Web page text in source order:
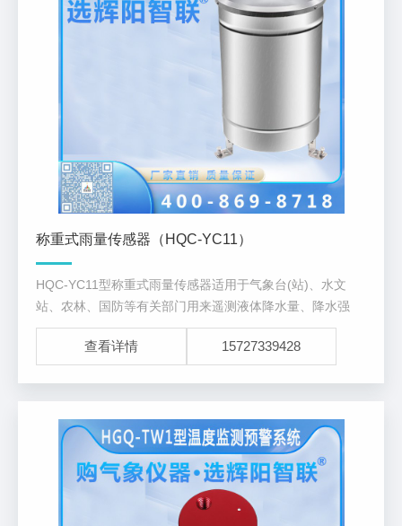
称重式雨量传感器（HQC-YC11）
HQC-YC11型称重式雨量传感器适用于气象台(站)、水文
站、农林、国防等有关部门用来遥测液体降水量、降水强
度、降水起止时间。用于防洪、供水调度、电站水库水情管
理为目的水文自动测报系统、自动野外测报站
查看详情 15727339428